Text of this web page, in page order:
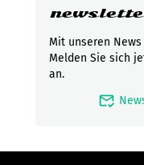
Mit unseren
Melden Sie sich
an.
mark_email_read